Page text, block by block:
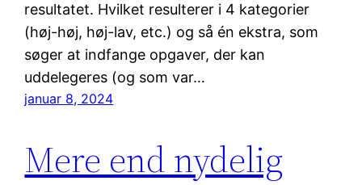
resultatet. Hvilket resulterer i 4 kategorier
(høj-høj, høj-lav, etc.) og så én ekstra, som
søger at indfange opgaver, der kan
uddelegeres (og som var…
januar 8, 2024
Mere end nydelig